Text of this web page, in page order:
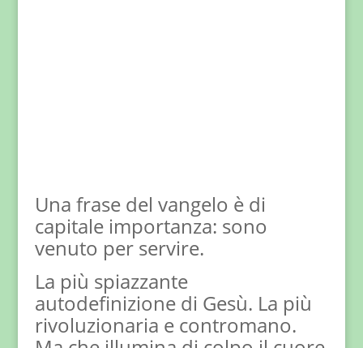
Una frase del vangelo è di
capitale importanza: sono
venuto per servire.
La più spiazzante
autodefinizione di Gesù. La più
rivoluzionaria e contromano.